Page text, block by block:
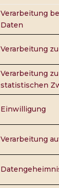
Verarbeitung
Daten
Verarbeitung
Verarbeitung
statistischen
Einwilligung
Verarbeitung